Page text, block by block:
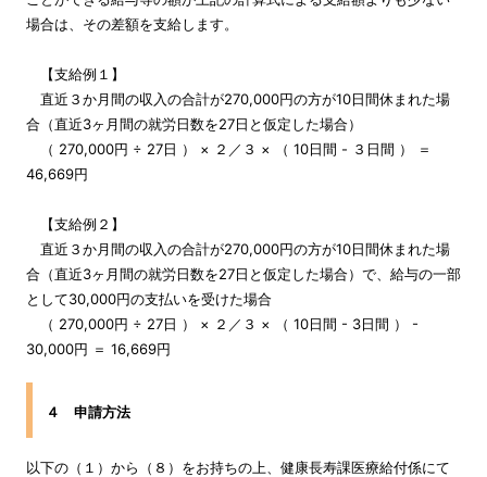
場合は、その差額を支給します。
【支給例１】
直近３か月間の収入の合計が270,000円の方が10日間休まれた場
合（直近3ヶ月間の就労日数を27日と仮定した場合）
（ 270,000円 ÷ 27日 ） × ２／３ × （ 10日間 - ３日間 ） ＝
46,669円
【支給例２】
直近３か月間の収入の合計が270,000円の方が10日間休まれた場
合（直近3ヶ月間の就労日数を27日と仮定した場合）で、給与の一部
として30,000円の支払いを受けた場合
（ 270,000円 ÷ 27日 ） × ２／３ × （ 10日間 - 3日間 ） -
30,000円 ＝ 16,669円
４ 申請方法
以下の（１）から（８）をお持ちの上、健康長寿課医療給付係にて